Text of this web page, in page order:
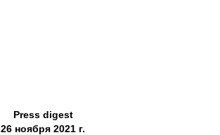
Press digest
26 ноября 2021 г.